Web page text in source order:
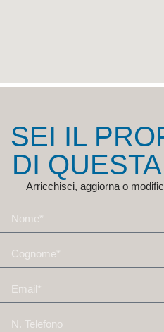
SEI IL
DI
Arricchisci, aggiorna o